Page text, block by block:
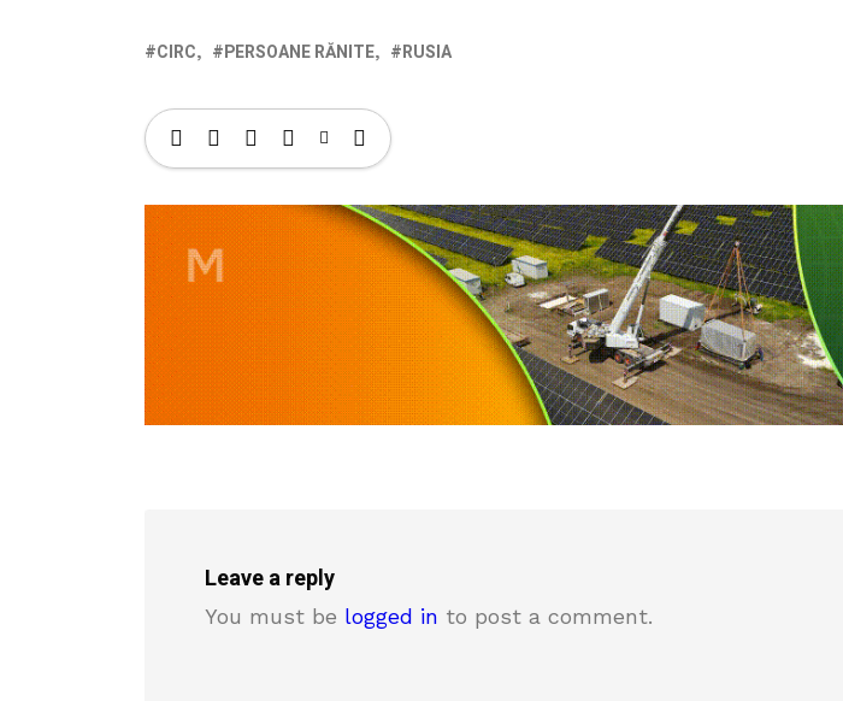
CIRC PERSOANE RĂNITE RUSIA
Leave a reply
You must be logged in to post a comment.